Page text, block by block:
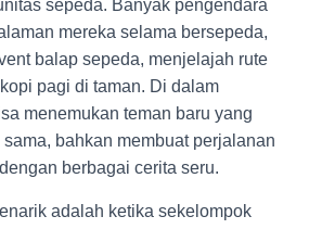
sepeda. Banyak pengendara
mereka selama bersepeda,
balap sepeda, menjelajah rute
pagi di taman. Di dalam
menemukan teman baru yang
bahkan membuat perjalanan
berbagai cerita seru.
adalah ketika sekelompok